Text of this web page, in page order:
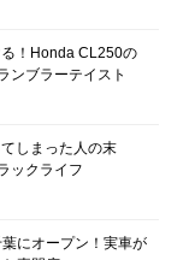
！Honda CL250の
ンブラーテイスト
しまった人の末
ックライフ
にオープン！実車が